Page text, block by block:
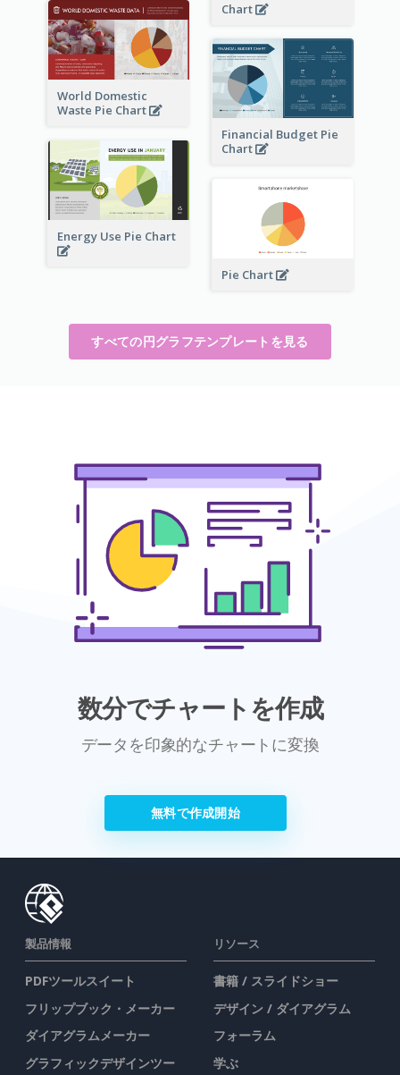
Chart
World Domestic
Waste Pie Chart
Financial Budget Pie
Chart
Energy Use Pie Chart
Pie Chart
すべての円グラフテンプレートを見る
数分でチャートを作成
データを印象的なチャートに変換
無料で作成開始
製品情報
PDFツールスイート
フリップブック・メーカー
ダイアグラムメーカー
グラフィックデザインツー
リソース
書籍 / スライドショー
デザイン / ダイアグラム
フォーラム
学ぶ